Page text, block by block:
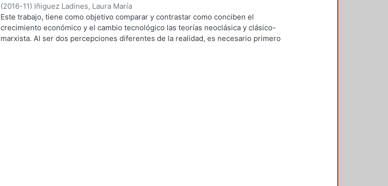
(2016-11) Iñiguez Ladines, Laura María
Este trabajo, tiene como objetivo comparar y contrastar como conciben el
crecimiento económico y el cambio tecnológico las teorías neoclásica y clásico-
marxista. Al ser dos percepciones diferentes de la realidad, es necesario primero